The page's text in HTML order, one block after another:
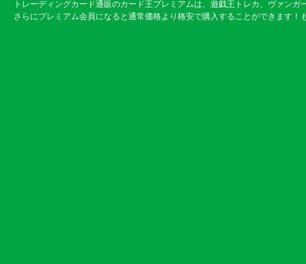
トレーディングカード通販のカード王プレミアムは、遊戯王トレカ、ヴァン
さらにプレミアム会員になると通常価格より格安で購入することができます